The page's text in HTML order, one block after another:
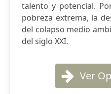
talento y potencial.
pobreza extrema, la
del colapso medio
del siglo XXI.
Ver